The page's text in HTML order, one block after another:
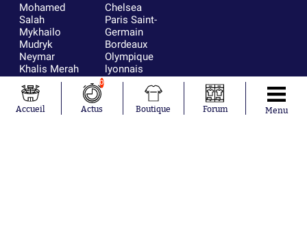
Mohamed
Salah
Mykhailo
Mudryk
Neymar
Khalis Merah
Loïs Openda
Moussa
Niakhaté
Chelsea
Paris Saint-
Germain
Bordeaux
Olympique
lyonnais
FIFA
Real Madrid
RC Strasbourg
AC Milan
Accueil
0
Actus Boutique Forum Menu